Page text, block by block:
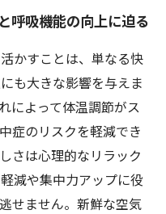
呼吸機能の向上に迫る
かすことは、単なる快
も大きな影響を与えま
によって体温調節がス
症のリスクを軽減でき
さは心理的なリラック
減や集中力アップに役
せません。新鮮な空気